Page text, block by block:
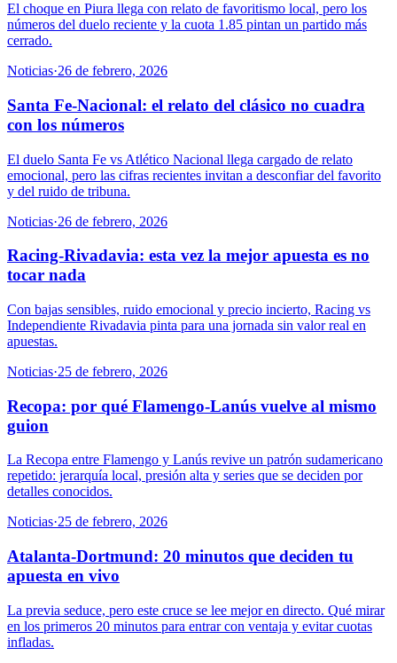
El choque en Piura llega con relato de favoritismo local, pero los
números del duelo reciente y la cuota 1.85 pintan un partido más
cerrado.
Noticias·26 de febrero, 2026
Santa Fe-Nacional: el relato del clásico no cuadra
con los números
El duelo Santa Fe vs Atlético Nacional llega cargado de relato
emocional, pero las cifras recientes invitan a desconfiar del favorito
y del ruido de tribuna.
Noticias·26 de febrero, 2026
Racing-Rivadavia: esta vez la mejor apuesta es no
tocar nada
Con bajas sensibles, ruido emocional y precio incierto, Racing vs
Independiente Rivadavia pinta para una jornada sin valor real en
apuestas.
Noticias·25 de febrero, 2026
Recopa: por qué Flamengo-Lanús vuelve al mismo
guion
La Recopa entre Flamengo y Lanús revive un patrón sudamericano
repetido: jerarquía local, presión alta y series que se deciden por
detalles conocidos.
Noticias·25 de febrero, 2026
Atalanta-Dortmund: 20 minutos que deciden tu
apuesta en vivo
La previa seduce, pero este cruce se lee mejor en directo. Qué mirar
en los primeros 20 minutos para entrar con ventaja y evitar cuotas
infladas.